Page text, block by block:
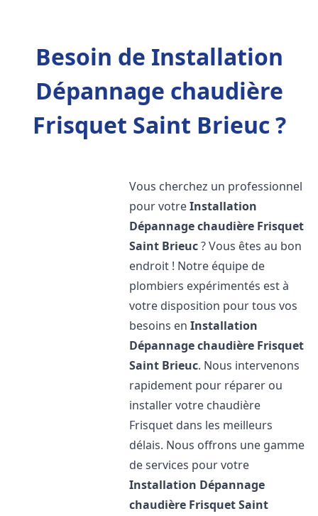
Besoin de Installation
Dépannage chaudière
Frisquet Saint Brieuc ?
Vous cherchez un professionnel
pour votreInstallation
Dépannage chaudière Frisquet
Saint Brieuc? Vous êtes au bon
endroit ! Notre équipe de
plombiers expérimentés est à
votre disposition pour tous vos
besoins enInstallation
Dépannage chaudière Frisquet
Saint Brieuc. Nous intervenons
rapidement pour réparer ou
installer votre chaudière
Frisquet dans les meilleurs
délais. Nous offrons une gamme
de services pour votre
Installation Dépannage
chaudière FrisquetSaint